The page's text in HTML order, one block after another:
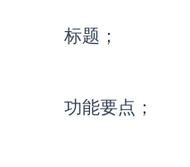
标题；
功能要点；